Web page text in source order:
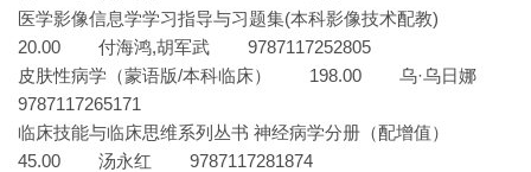
医学影像信息学学习指导与习题集(本科影像技术配教)
20.00 付海鸿,胡军武 9787117252805
皮肤性病学（蒙语版/本科临床） 198.00 乌·乌日娜
9787117265171
临床技能与临床思维系列丛书 神经病学分册（配增值）
45.00 汤永红 9787117281874